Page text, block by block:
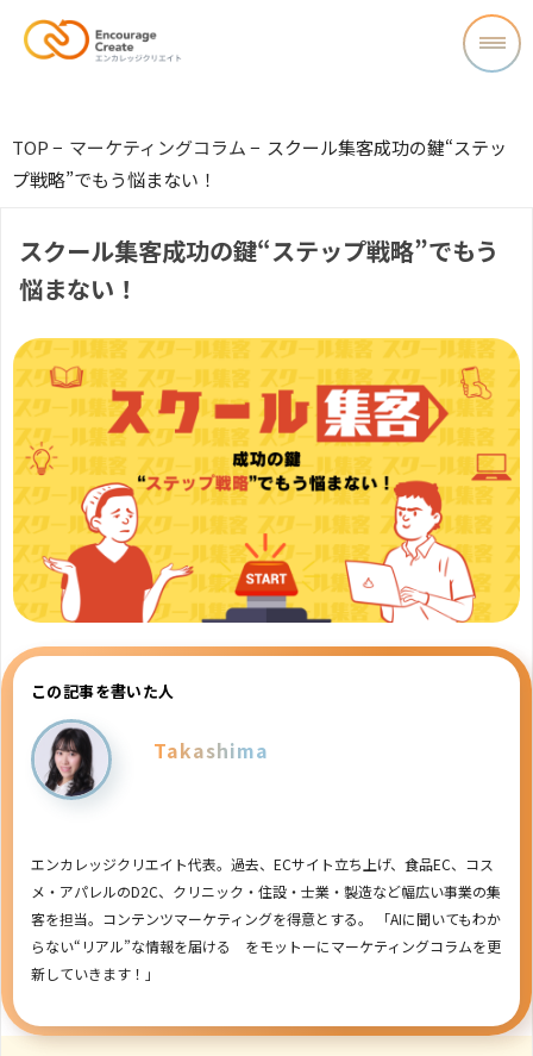
TOP− マーケティングコラム− スクール集客成功の鍵“ステッ
プ戦略”でもう悩まない！
スクール集客成功の鍵“ステップ戦略”でもう
悩まない！
この記事を書いた人
Takashima
エンカレッジクリエイト代表。過去、ECサイト立ち上げ、食品EC、コス
メ・アパレルのD2C、クリニック・住設・士業・製造など幅広い事業の集
客を担当。コンテンツマーケティングを得意とする。 「AIに聞いてもわか
らない“リアル”な情報を届ける をモットーにマーケティングコラムを更
新していきます！」